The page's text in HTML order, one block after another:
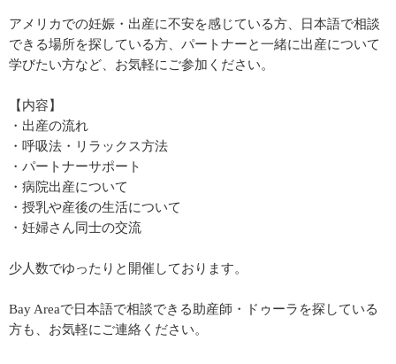
アメリカでの妊娠・出産に不安を感じている方、日本語で相談
できる場所を探している方、パートナーと一緒に出産について
学びたい方など、お気軽にご参加ください。
【内容】
・出産の流れ
・呼吸法・リラックス方法
・パートナーサポート
・病院出産について
・授乳や産後の生活について
・妊婦さん同士の交流
少人数でゆったりと開催しております。
Bay Areaで日本語で相談できる助産師・ドゥーラを探している
方も、お気軽にご連絡ください。